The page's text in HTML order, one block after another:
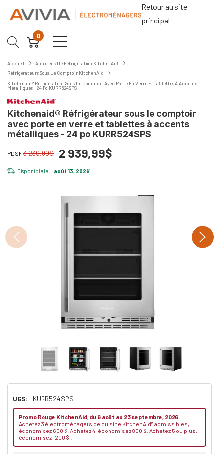
Retour au site
principal
0
Accueil
Appareils De Réfrigération KitchenAid
Réfrigérateurs Sous Le Comptoir KitchenAid
Kitchenaid® Réfrigérateur Sous Le Comptoir Avec Porte En Verre Et Tablettes À Accents
Métalliques - 24 Po KURR524SPS
Kitchenaid® Réfrigérateur sous le comptoir
avec porte en verre et tablettes à accents
métalliques - 24 po KURR524SPS
PDSF 3 239,99$ 2 939,99$
Disponible le: août 13, 2026*
UGS: KURR524SPS
Promo Rouge KitchenAid, du 6 aoüt au 23 septembre, 2026.
Achetez 3 électroménagers de cuisine KitchenAid® admissibles,
économisez 600 $. Achetez 4, économisez 800 $. Achetez 5 ou plus,
économisez 1200 $ !